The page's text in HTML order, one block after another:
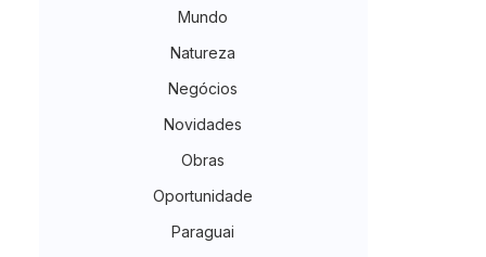
Mundo
Natureza
Negócios
Novidades
Obras
Oportunidade
Paraguai